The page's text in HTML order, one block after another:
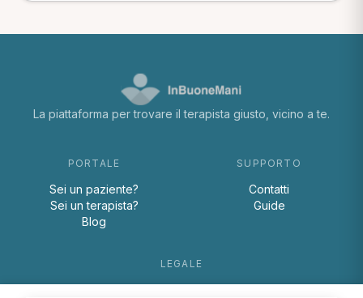
La piattaforma per trovare il terapista giusto, vicino a te.
PORTALE
Sei un paziente?
Sei un terapista?
Blog
SUPPORTO
Contatti
Guide
LEGALE